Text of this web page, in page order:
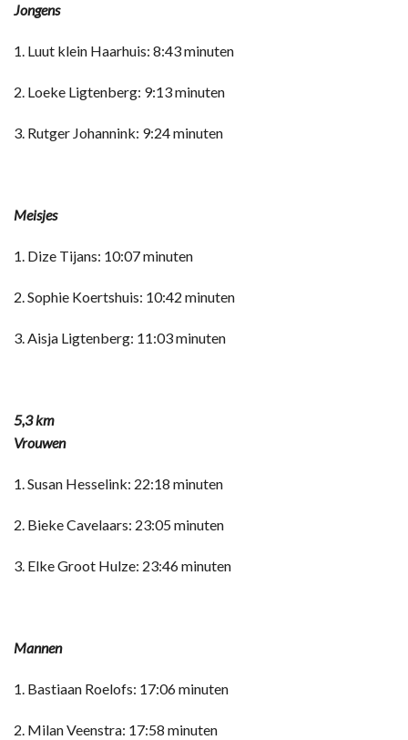
Jongens
1. Luut klein Haarhuis: 8:43 minuten
2. Loeke Ligtenberg: 9:13 minuten
3. Rutger Johannink: 9:24 minuten
Meisjes
1. Dize Tijans: 10:07 minuten
2. Sophie Koertshuis: 10:42 minuten
3. Aisja Ligtenberg: 11:03 minuten
5,3 km
Vrouwen
1. Susan Hesselink: 22:18 minuten
2. Bieke Cavelaars: 23:05 minuten
3. Elke Groot Hulze: 23:46 minuten
Mannen
1. Bastiaan Roelofs: 17:06 minuten
2. Milan Veenstra: 17:58 minuten